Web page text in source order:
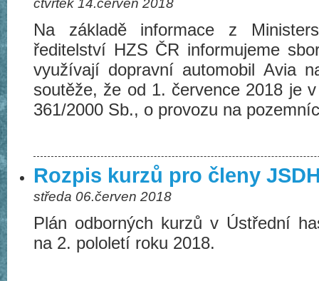
čtvrtek 14.červen 2018
Na základě informace z
ředitelství HZS ČR informujeme
využívají dopravní automobil Avia
soutěže, že od 1. července 2018 je
361/2000 Sb., o provozu na
Rozpis kurzů pro členy
středa 06.červen 2018
Plán odborných kurzů v Ústřední
na 2. pololetí roku 2018.